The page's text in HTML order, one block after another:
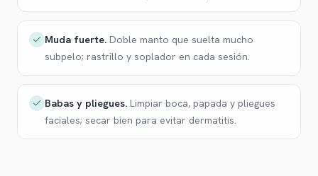
Muda fuerte. Doble manto que suelta mucho
subpelo; rastrillo y soplador en cada sesión.
Babas y pliegues. Limpiar boca, papada y pliegues
faciales; secar bien para evitar dermatitis.